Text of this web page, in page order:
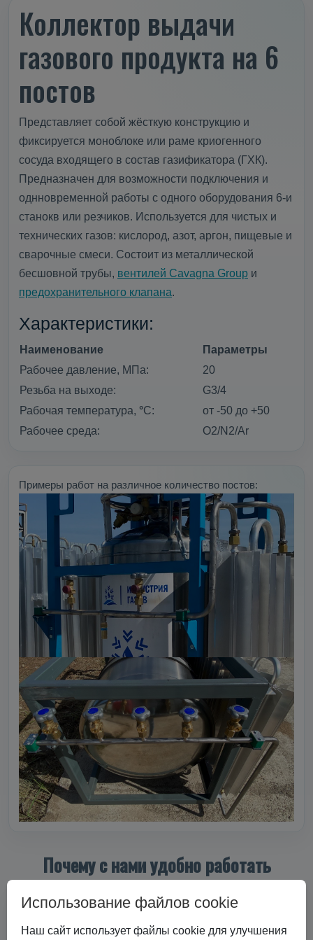
Коллектор выдачи
газового продукта на 6
постов
Представляет собой жёсткую конструкцию и
фиксируется моноблоке или раме криогенного
сосуда входящего в состав газификатора (ГХК).
Предназначен для возможности подключения и
однновременной работы с одного оборудования 6-и
станокв или резчиков. Используется для чистых и
технических газов: кислород, азот, аргон, пищевые и
сварочные смеси. Состоит из металлической
бесшовной трубы, вентилей Cavagna Group и
предохранительного клапана.
Характеристики:
Наименование
Параметры
Рабочее давление, МПа:
20
Резьба на выходе:
G3/4
Рабочая температура, °С:
от -50 до +50
Рабочее среда:
O2/N2/Ar
Примеры работ на различное количество постов:
Почему с нами удобно работать
Использование файлов cookie
Наш сайт использует файлы cookie для улучшения